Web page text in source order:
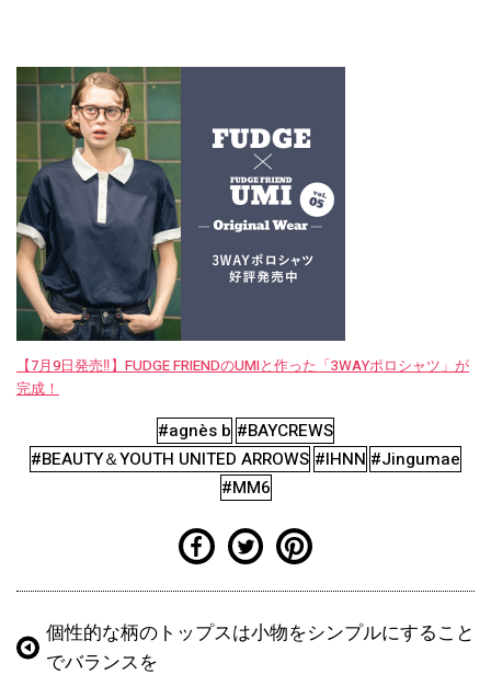
【7月9日発売‼︎】FUDGE FRIENDのUMIと作った「3WAYポロシャツ」が
完成！
#agnès b #BAYCREWS
#BEAUTY＆YOUTH UNITED ARROWS #IHNN #Jingumae
#MM6
個性的な柄のトップスは小物をシンプルにすること
でバランスを